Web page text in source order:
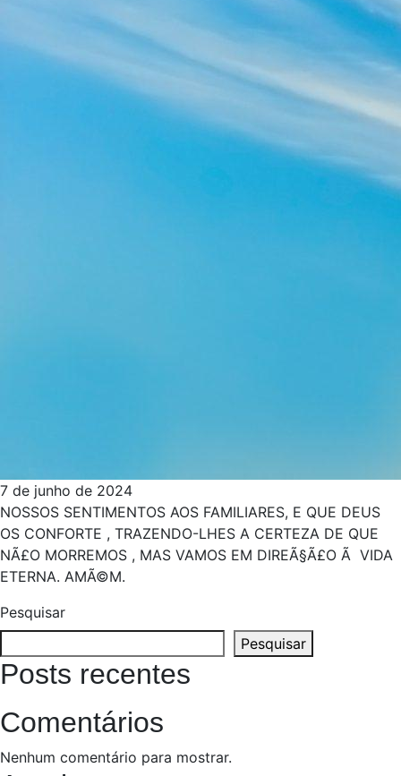
7 de junho de 2024
NOSSOS SENTIMENTOS AOS FAMILIARES, E QUE DEUS
OS CONFORTE , TRAZENDO-LHES A CERTEZA DE QUE
NÃ£O MORREMOS , MAS VAMOS EM DIREÃ§Ã£O Ã VIDA
ETERNA. AMÃ©M.
Pesquisar
Pesquisar
Posts recentes
Comentários
Nenhum comentário para mostrar.